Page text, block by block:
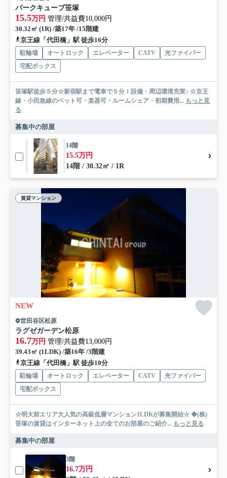
パークキューブ笹塚
15.5万円 管理/共益費10,000円
30.32㎡ (1R) /築17年 /15階建
京王線「代田橋」駅 徒歩16分
駐輪場 オートロック エレベーター CATV
光ファイバー
宅配ボックス
笹塚駅徒歩５分☆新宿駅まで電車で５分！設備・周辺環境充実♪ ☆京王
線・小田急線のペット可・楽器可・ルームシェア・初期費用... もっと見
る
募集中の部屋
14階
15.5万円
14階 / 30.32㎡ / 1R
賃貸マンション
NEW
世田谷区松原
ラグゼガーデン松原
16.7万円 管理/共益費13,000円
39.43㎡ (1LDK) /築16年 /3階建
京王線「代田橋」駅 徒歩10分
駐輪場 オートロック エレベーター CATV
光ファイバー
宅配ボックス
☆明大前エリア大人気の高級低層マンション1LDKが募集開始☆ ◆(株)
笹塚の賃貸はインターネット上の全てのお部屋のご紹介... もっと見る
募集中の部屋
3階
16.7万円